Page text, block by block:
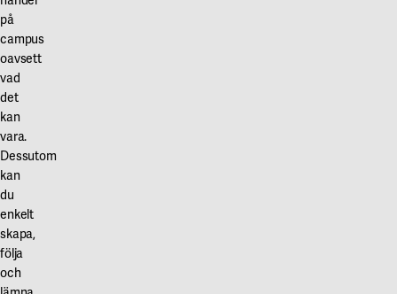
på
campus
oavsett
vad
det
kan
vara.
Dessutom
kan
du
enkelt
skapa,
följa
och